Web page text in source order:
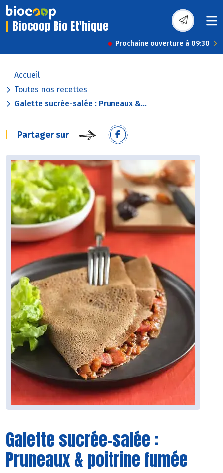
Biocoop Bio Et'hique
Prochaine ouverture à 09:30
Accueil
Toutes nos recettes
Galette sucrée-salée : Pruneaux &...
Partager sur
Galette sucrée-salée :
Pruneaux & poitrine fumée